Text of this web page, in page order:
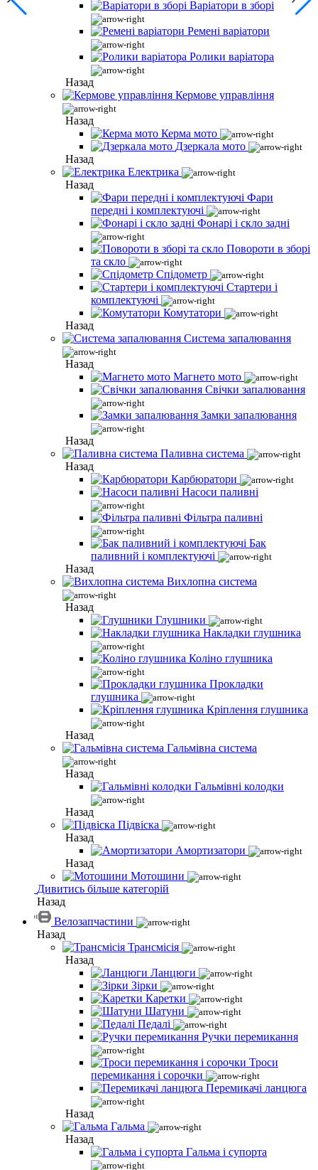
Варіатори в зборі
Ремені варіатори
Ролики варіатора
Назад
Кермове управління
Назад
Керма мото
Дзеркала мото
Назад
Електрика
Назад
Фари
передні і комплектуючі
Фонарі і скло задні
Повороти в зборі
та скло
Спідометр
Стартери і
комплектуючі
Комутатори
Назад
Система запалювання
Назад
Магнето мото
Свічки запалювання
Замки запалювання
Назад
Паливна система
Назад
Карбюратори
Насоси паливні
Фільтра паливні
Бак
паливний і комплектуючі
Назад
Вихлопна система
Назад
Глушники
Накладки глушника
Коліно глушника
Прокладки
глушника
Кріплення глушника
Назад
Гальмівна система
Назад
Гальмівні колодки
Назад
Підвіска
Назад
Амортизатори
Назад
Мотошини
Дивитись більше категорій
Назад
Велозапчастини
Назад
Трансмісія
Назад
Ланцюги
Зірки
Каретки
Шатуни
Педалі
Ручки перемикання
Троси
перемикання і сорочки
Перемикачі ланцюга
Назад
Гальма
Назад
Гальма і супорта